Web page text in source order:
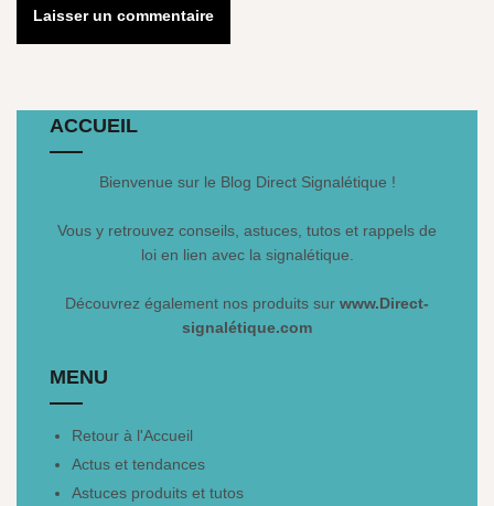
ACCUEIL
Bienvenue sur le Blog Direct Signalétique !
Vous y retrouvez conseils, astuces, tutos et rappels de
loi en lien avec la signalétique.
Découvrez également nos produits sur www.Direct-
signalétique.com
MENU
Retour à l'Accueil
Actus et tendances
Astuces produits et tutos